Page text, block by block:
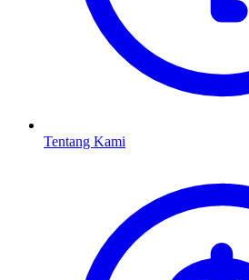
Tentang Kami